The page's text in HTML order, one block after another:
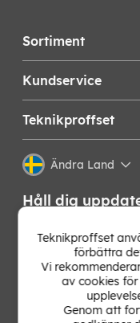
Sortiment
Kundservice
Teknikproffset
Ändra Land
Håll dig
Få de senaste
bästa tipsen från
vårt nyhetsbrev!
Teknikproffset
förbättra
Vi
av cookies
Genom att